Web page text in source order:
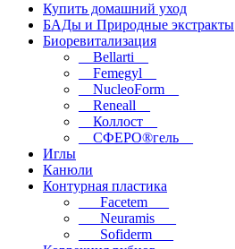
Купить домашний уход
БАДы и Природные экстракты
Биоревитализация
__Bellarti__
__Femegyl__
__NucleoForm__
__Reneall__
__Коллост__
__СФЕРО®гель__
Иглы
Канюли
Контурная пластика
___Facetem___
___Neuramis___
___Sofiderm___